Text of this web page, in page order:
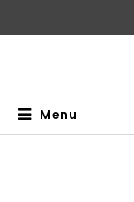
Menu